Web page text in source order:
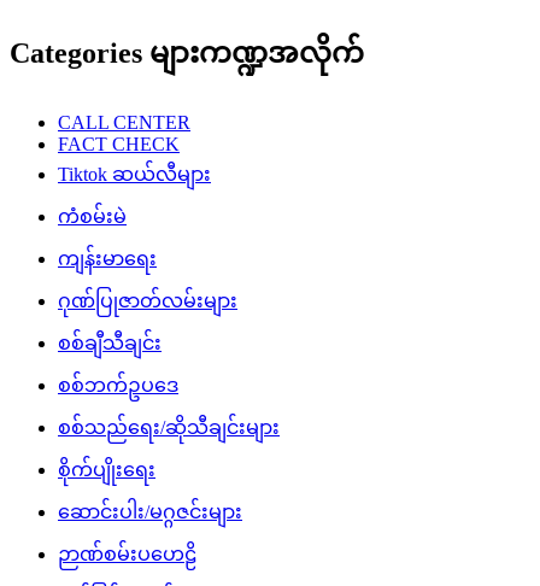
Categories များကဏ္ဍအလိုက်
CALL CENTER
FACT CHECK
Tiktok ဆယ်လီများ
ကံစမ်းမဲ
ကျန်းမာရေး
ဂုဏ်ပြုဇာတ်လမ်းများ
စစ်ချီသီချင်း
စစ်ဘက်ဥပဒေ
စစ်သည်ရေး/ဆိုသီချင်းများ
စိုက်ပျိုးရေး
ဆောင်းပါး/မဂ္ဂဇင်းများ
ဉာဏ်စမ်းပဟေဠိ